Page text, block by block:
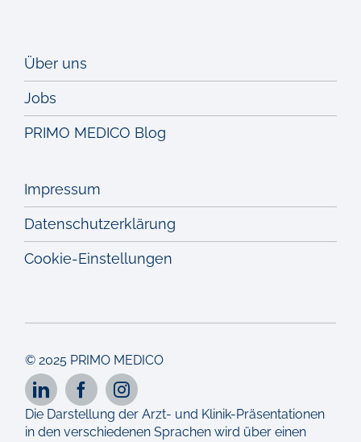
Über uns
Jobs
PRIMO MEDICO Blog
Impressum
Datenschutzerklärung
Cookie-Einstellungen
© 2025 PRIMO MEDICO
Die Darstellung der Arzt- und Klinik-Präsentationen
in den verschiedenen Sprachen wird über einen